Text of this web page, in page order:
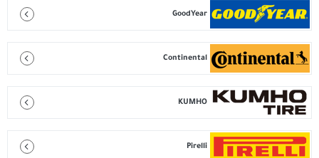
GoodYear
Continental
KUMHO
Pirelli